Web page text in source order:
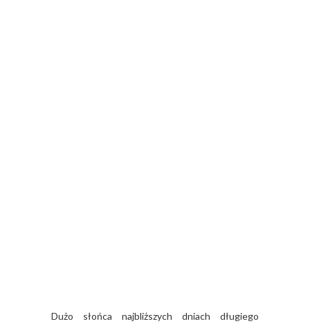
Dużo słońca najbliższych dniach długiego